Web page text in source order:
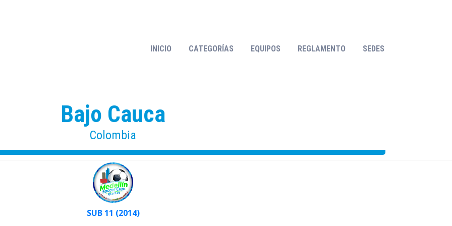
INICIO CATEGORÍAS EQUIPOS REGLAMENTO SEDES
Bajo Cauca
Colombia
SUB 11 (2014)